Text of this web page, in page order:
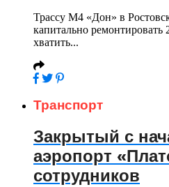
Трассу М4 «Дон» в
капитально ремонтировать
хватить...
Транспорт
Закрытый с
аэропорт
сотрудников